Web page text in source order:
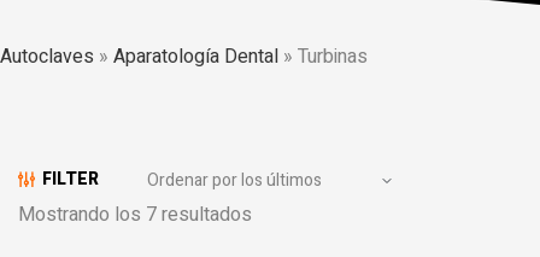
Autoclaves » Aparatología Dental » Turbinas
FILTER
Mostrando los 7 resultados